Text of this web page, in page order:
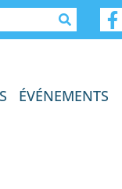
ÉVÉNEMENTS